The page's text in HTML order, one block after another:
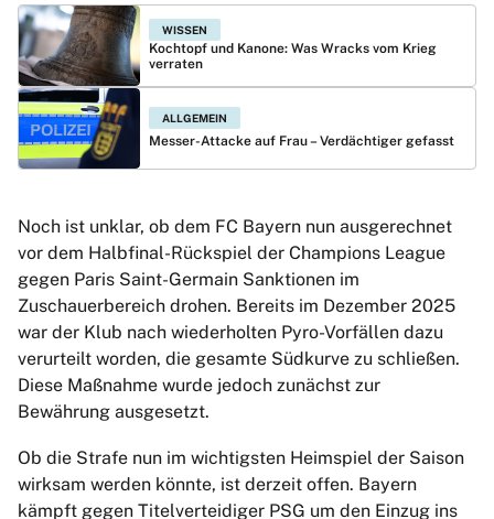
WISSEN
Kochtopf und Kanone: Was Wracks vom Krieg
verraten
ALLGEMEIN
Messer-Attacke auf Frau – Verdächtiger gefasst
Noch ist unklar, ob dem FC Bayern nun ausgerechnet
vor dem Halbfinal-Rückspiel der Champions League
gegen Paris Saint-Germain Sanktionen im
Zuschauerbereich drohen. Bereits im Dezember 2025
war der Klub nach wiederholten Pyro-Vorfällen dazu
verurteilt worden, die gesamte Südkurve zu schließen.
Diese Maßnahme wurde jedoch zunächst zur
Bewährung ausgesetzt.
Ob die Strafe nun im wichtigsten Heimspiel der Saison
wirksam werden könnte, ist derzeit offen. Bayern
kämpft gegen Titelverteidiger PSG um den Einzug ins